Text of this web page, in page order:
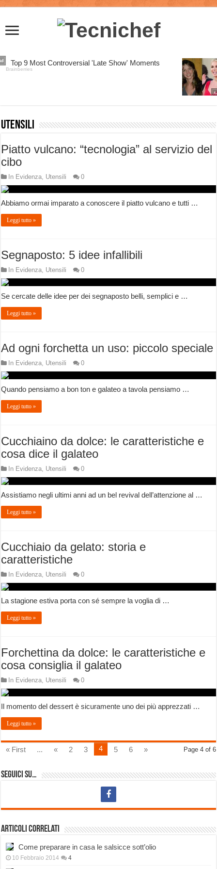
Utensili
Piatto vulcano: “tecnologia” al servizio del
cibo
In Evidenza, Utensili 0
Abbiamo ormai imparato a conoscere il piatto vulcano e tutti …
Leggi tutto »
Segnaposto: 5 idee infallibili
In Evidenza, Utensili 0
Se cercate delle idee per dei segnaposto belli, semplici e …
Leggi tutto »
Ad ogni forchetta un uso: piccolo speciale
In Evidenza, Utensili 0
Quando pensiamo a bon ton e galateo a tavola pensiamo …
Leggi tutto »
Cucchiaino da dolce: le caratteristiche e
cosa dice il galateo
In Evidenza, Utensili 0
Assistiamo negli ultimi anni ad un bel revival dell’attenzione al …
Leggi tutto »
Cucchiaio da gelato: storia e
caratteristiche
In Evidenza, Utensili 0
La stagione estiva porta con sé sempre la voglia di …
Leggi tutto »
Forchettina da dolce: le caratteristiche e
cosa consiglia il galateo
In Evidenza, Utensili 0
Il momento del dessert è sicuramente uno dei più apprezzati …
Leggi tutto »
Page 4 of 6
« First ... « 2 3 4 5 6 »
Seguici su…
Articoli correlati
Come preparare in casa le salsicce sott’olio
10 Febbraio 2014 4